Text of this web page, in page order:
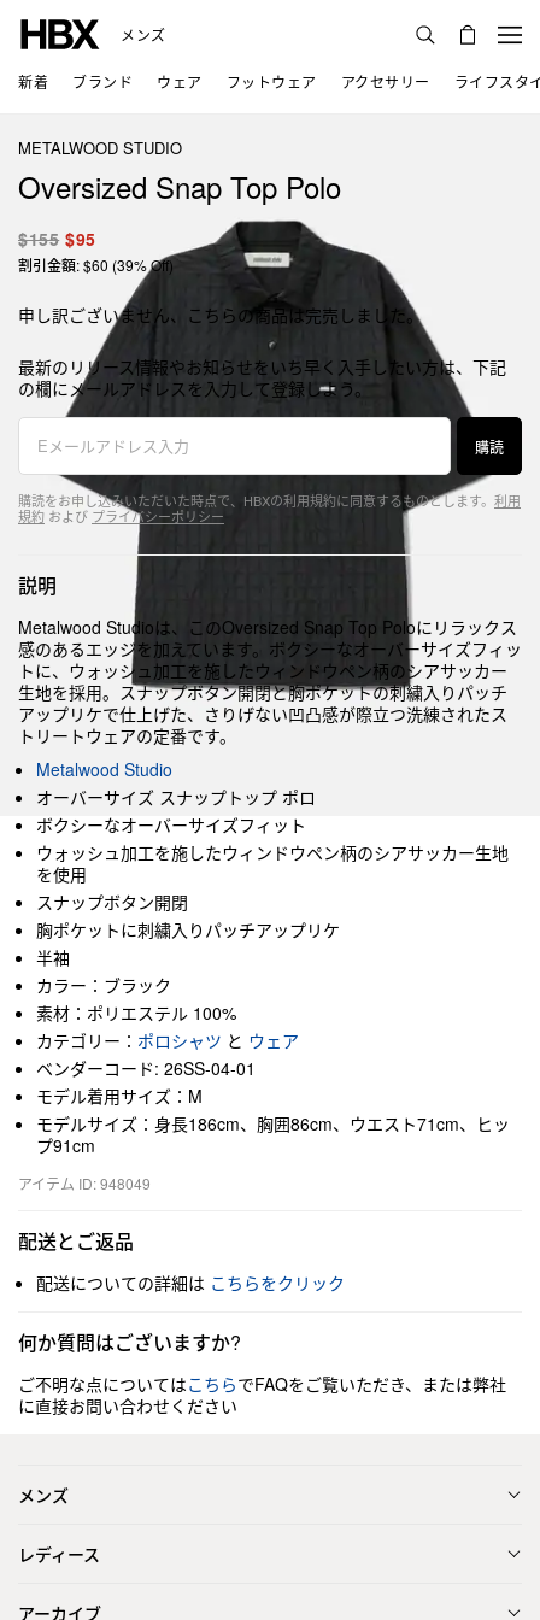
メンズ
新着 ブランド ウェア フットウェア アクセサリー ライフスタ
METALWOOD STUDIO
Oversized Snap Top Polo
$155 $95
割引金額: $60 (39% Off)
申し訳ございません、こちらの商品は完売しました。
最新のリリース情報やお知らせをいち早く入手したい方は、下記
の欄にメールアドレスを入力して登録しよう。
購読
購読をお申し込みいただいた時点で、HBXの利用規約に同意するものとします。 利用
規約 および プライバシーポリシー
説明
Metalwood Studioは、このOversized Snap Top Poloにリラックス
感のあるエッジを加えています。ボクシーなオーバーサイズフィッ
トに、ウォッシュ加工を施したウィンドウペン柄のシアサッカー
生地を採用。スナップボタン開閉と胸ポケットの刺繍入りパッチ
アップリケで仕上げた、さりげない凹凸感が際立つ洗練されたス
トリートウェアの定番です。
Metalwood Studio
オーバーサイズ スナップトップ ポロ
ボクシーなオーバーサイズフィット
ウォッシュ加工を施したウィンドウペン柄のシアサッカー生地
を使用
スナップボタン開閉
胸ポケットに刺繍入りパッチアップリケ
半袖
カラー：ブラック
素材：ポリエステル 100%
カテゴリー： ポロシャツ と ウェア
ベンダーコード: 26SS-04-01
モデル着用サイズ：M
モデルサイズ：身長186cm、胸囲86cm、ウエスト71cm、ヒッ
プ91cm
アイテム ID: 948049
配送とご返品
配送についての詳細は こちらをクリック
何か質問はございますか?
ご不明な点についてはこちらでFAQをご覧いただき、または弊社
に直接お問い合わせください
メンズ
レディース
アーカイブ